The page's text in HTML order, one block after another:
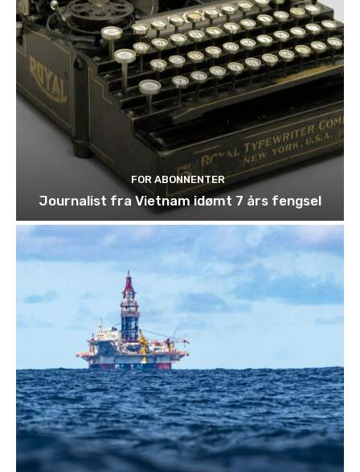
FOR ABONNENTER
Journalist fra Vietnam idømt 7 års fengsel